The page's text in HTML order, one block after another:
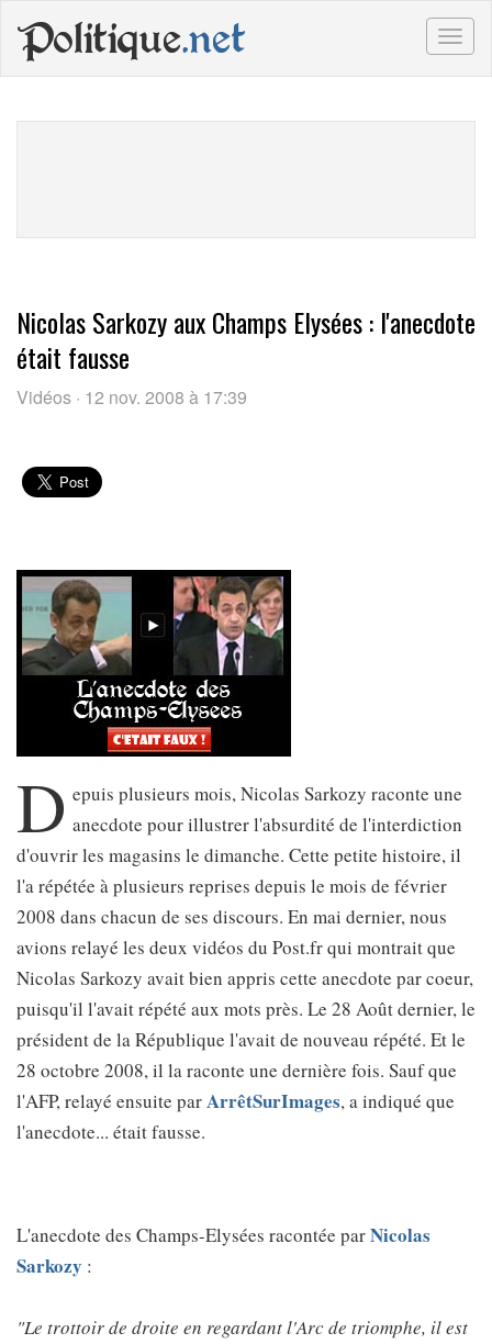
Politique.net
Nicolas Sarkozy aux Champs Elysées : l'anecdote
était fausse
Vidéos · 12 nov. 2008 à 17:39
D epuis plusieurs mois, Nicolas Sarkozy raconte une
anecdote pour illustrer l'absurdité de l'interdiction
d'ouvrir les magasins le dimanche. Cette petite histoire, il
l'a répétée à plusieurs reprises depuis le mois de février
2008 dans chacun de ses discours. En mai dernier, nous
avions relayé les deux vidéos du Post.fr qui montrait que
Nicolas Sarkozy avait bien appris cette anecdote par coeur,
puisqu'il l'avait répété aux mots près. Le 28 Août dernier, le
président de la République l'avait de nouveau répété. Et le
28 octobre 2008, il la raconte une dernière fois. Sauf que
l'AFP, relayé ensuite parArrêtSurImages, a indiqué que
l'anecdote... était fausse.
L'anecdote des Champs-Elysées racontée parNicolas
Sarkozy :
"Le trottoir de droite en regardant l'Arc de triomphe, il est